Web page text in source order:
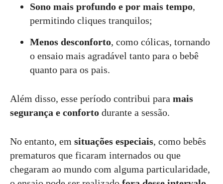
Sono mais profundo e por mais tempo,
permitindo cliques tranquilos;
Menos desconforto, como cólicas, tornando
o ensaio mais agradável tanto para o bebê
quanto para os pais.
Além disso, esse período contribui para mais
segurança e conforto durante a sessão.
No entanto, em situações especiais, como bebês
prematuros que ficaram internados ou que
chegaram ao mundo com alguma particularidade,